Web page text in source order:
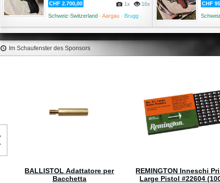
CHF 2.700,00 16x
1x
Schweiz-Switzerland · Aargau · Brugg ·
CHF
Im Schaufenster des Sponsors
RCBS Lube-A-Matic Sizer Die
.468